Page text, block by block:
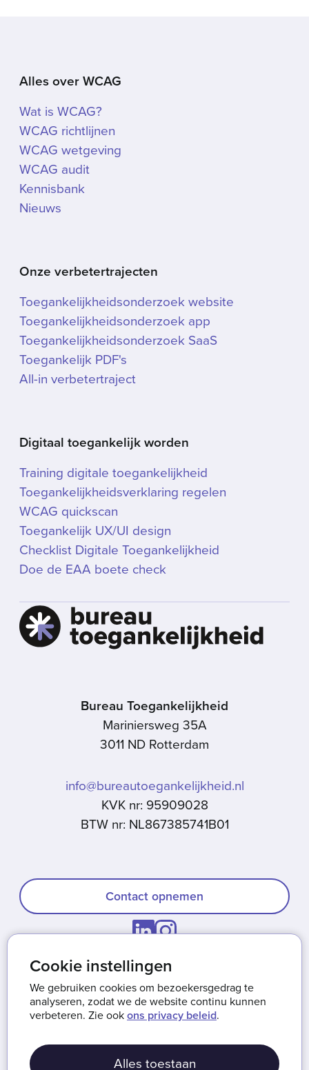
Alles over WCAG
Wat is WCAG?
WCAG richtlijnen
WCAG wetgeving
WCAG audit
Kennisbank
Nieuws
Onze verbetertrajecten
Toegankelijkheidsonderzoek website
Toegankelijkheidsonderzoek app
Toegankelijkheidsonderzoek SaaS
Toegankelijk PDF's
All-in verbetertraject
Digitaal toegankelijk worden
Training digitale toegankelijkheid
Toegankelijkheidsverklaring regelen
WCAG quickscan
Toegankelijk UX/UI design
Checklist Digitale Toegankelijkheid
Doe de EAA boete check
Bureau Toegankelijkheid
Mariniersweg 35A
3011 ND Rotterdam
info@bureautoegankelijkheid.nl
KVK nr: 95909028
BTW nr: NL867385741B01
Contact opnemen
Onze missie
Werken bij Bureau Toegankelijkheid
Privacy & cookies
Algemene voorwaarden
Cookie instellingen
We gebruiken cookies om bezoekersgedrag te
analyseren, zodat we de website continu kunnen
verbeteren. Zie ookons privacy beleid.
Alles toestaan